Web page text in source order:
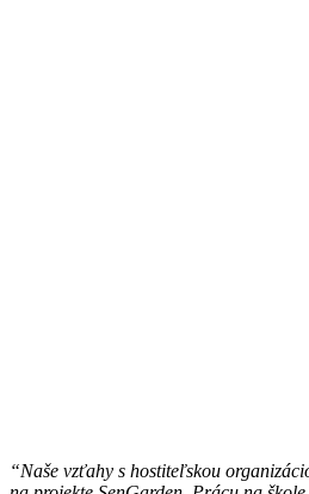
“Naše vzťahy s hostiteľskou